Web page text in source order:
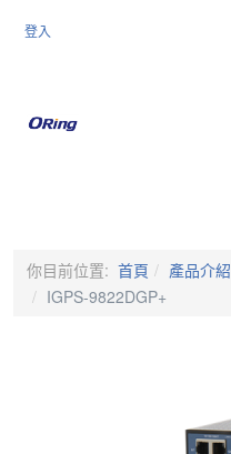
登入
你目前位置: 首頁 產品介紹
IGPS-9822DGP+